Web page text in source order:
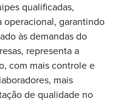
qualificadas,
operacional, garantindo
às demandas do
representa a
com mais controle e
mais
de qualidade no